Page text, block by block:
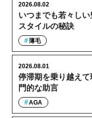
いつまでも若々し
スタイルの秘訣
2026.08.02
薄毛
停滞期を乗り越え
門的な助言
2026.08.01
AGA